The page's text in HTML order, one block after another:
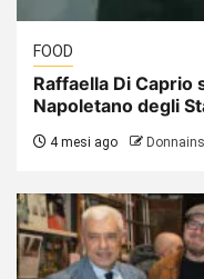
FOOD
Raffaella Di Caprio
Napoletano degli
4 mesi ago